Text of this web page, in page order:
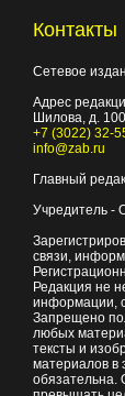
Контакты
Сетевое
Адрес
Шилова, д. 100
+7 (3022) 32-
info@zab.ru
Главный
Учредитель -
связи,
Редакция не
информации,
Запрещено
любых
тексты и
материалов в